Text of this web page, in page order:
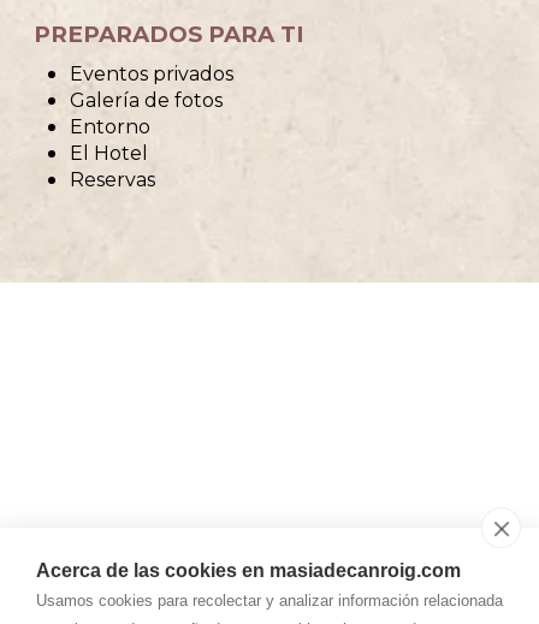
Acerca de las cookies en masiadecanroig.com
Usamos cookies para recolectar y analizar información relacionada
PREPARADOS PARA TI
Eventos privados
Galería de fotos
Entorno
El Hotel
Reservas